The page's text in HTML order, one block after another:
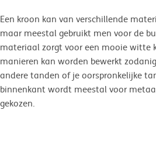
Een kroon kan van verschillende
maar meestal gebruikt men voor de
materiaal zorgt voor een mooie witte
manieren kan worden bewerkt
andere tanden of je oorspronkelijke
binnenkant wordt meestal voor
gekozen.